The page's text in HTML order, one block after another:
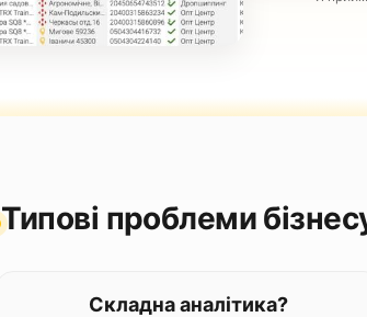
Типові проблеми
Складна аналітика?